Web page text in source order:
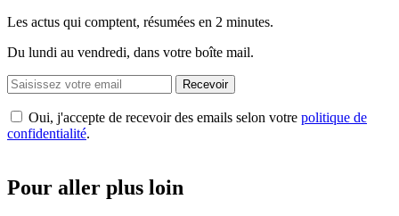
Les actus qui comptent, résumées en 2 minutes.
Du lundi au vendredi, dans votre boîte mail.
Recevoir
Oui, j'accepte de recevoir des emails selon votre politique de
confidentialité.
Pour aller plus loin